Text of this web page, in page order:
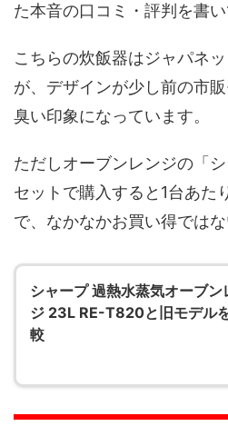
た本音の口コミ・評判を書い
こちらの炊飯器はジャパネ
が、デザインが少し前の市
臭い印象になっています。
ただしオーブンレンジの「
セットで購入すると1台あた
で、なかなかお買い得ではな
シャープ 過熱水蒸気オーブン
ジ 23L RE-T820と旧モデル
較